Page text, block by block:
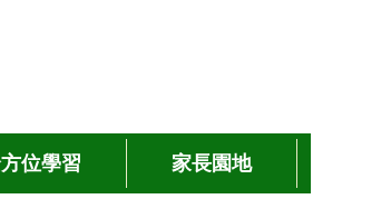
位學習 家長園地